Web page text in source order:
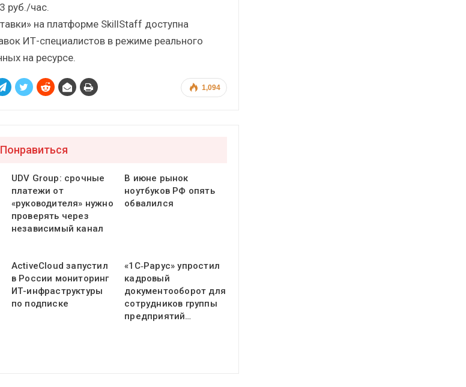
руб./час.
на платформе SkillStaff доступна
ИТ-специалистов в режиме реального
на ресурсе.
1,094
UDV Group: срочные
платежи от
«руководителя» нужно
проверять через
независимый канал
В июне рынок
ноутбуков РФ опять
обвалился
ActiveCloud запустил
в России мониторинг
ИТ-инфраструктуры
по подписке
«1С‑Рарус» упростил
кадровый
документооборот для
сотрудников группы
предприятий…